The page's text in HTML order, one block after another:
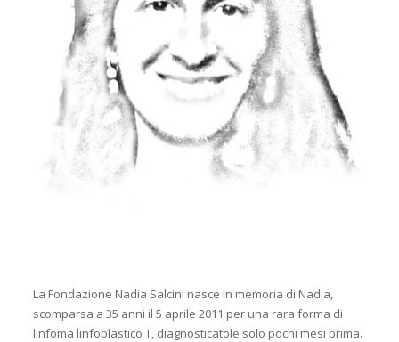
La Fondazione Nadia Salcini nasce in memoria di Nadia,
scomparsa a 35 anni il 5 aprile 2011 per una rara forma di
linfoma linfoblastico T, diagnosticatole solo pochi mesi prima.